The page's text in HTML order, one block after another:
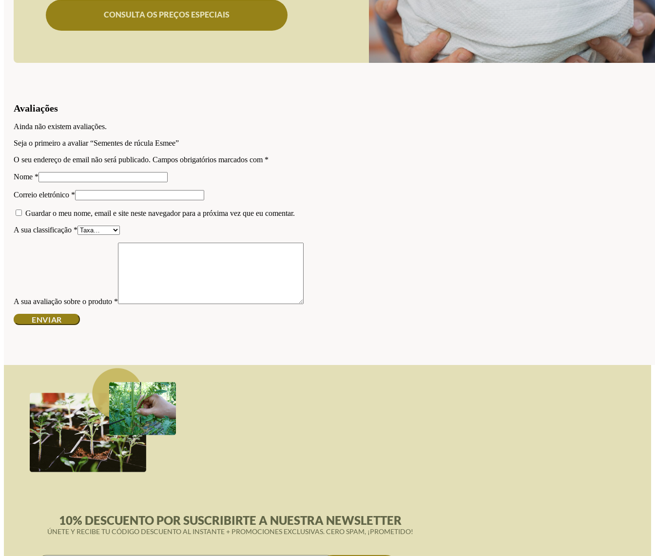
CONSULTA OS PREÇOS ESPECIAIS
Avaliações
Ainda não existem avaliações.
Seja o primeiro a avaliar “Sementes de rúcula Esmee”
O seu endereço de email não será publicado. Campos obrigatórios marcados com *
Nome *
Correio eletrónico *
Guardar o meu nome, email e site neste navegador para a próxima vez que eu comentar.
A sua classificação *
A sua avaliação sobre o produto *
10% DESCUENTO POR SUSCRIBIRTE A NUESTRA NEWSLETTER
ÚNETE Y RECIBE TU CÓDIGO DESCUENTO AL INSTANTE + PROMOCIONES EXCLUSIVAS. CERO SPAM, ¡PROMETIDO!